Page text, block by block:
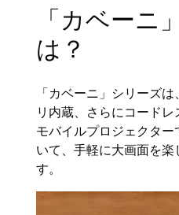
「カベーニ
は？
「カベーニ」シリーズ
リ内蔵、さらにコード
モバイルプロジェクタ
いて、手軽に大画面を
す。